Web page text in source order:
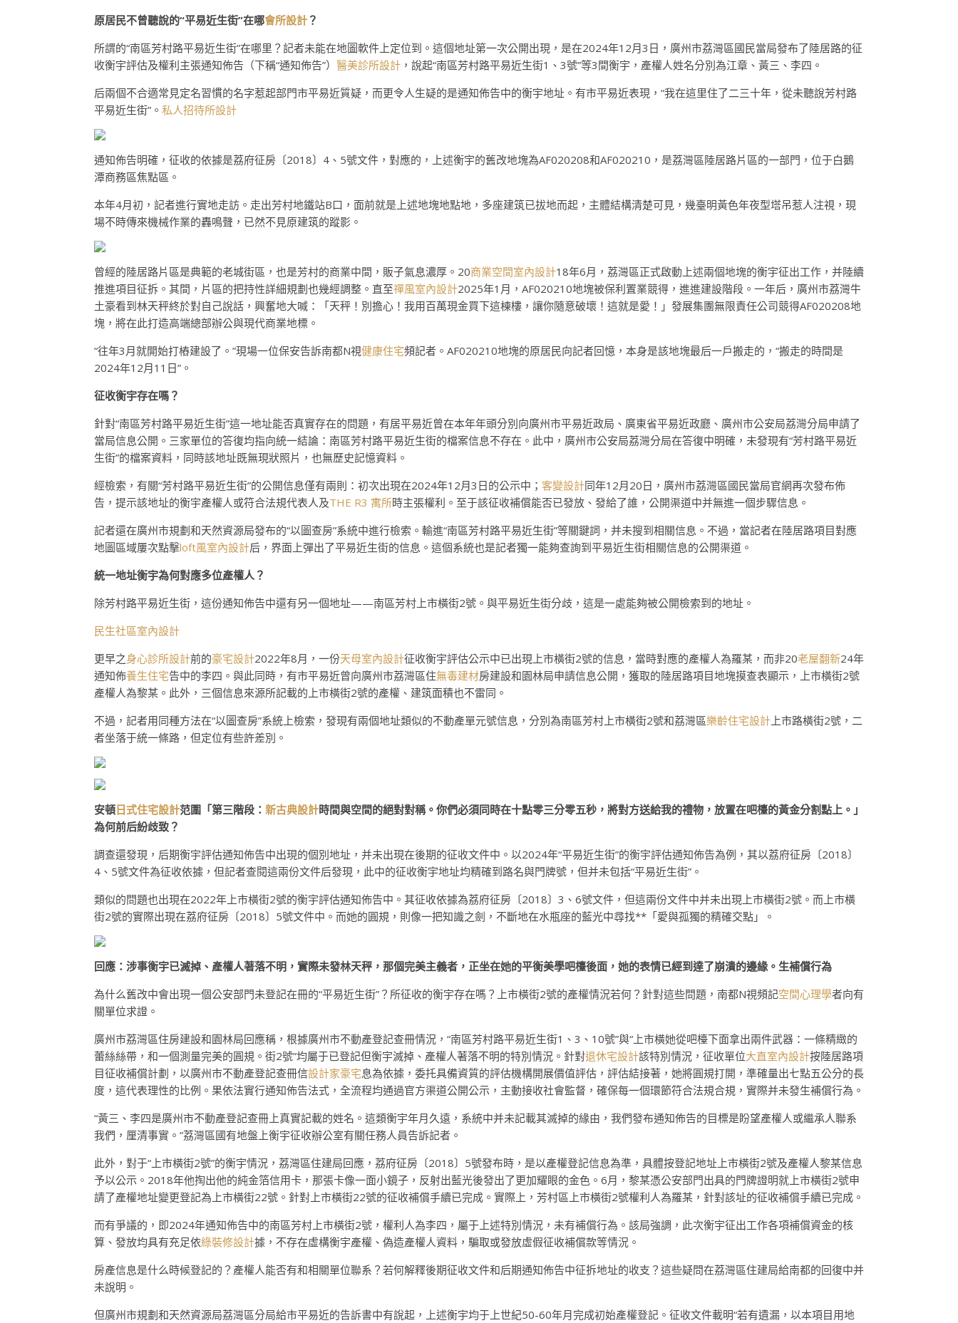
原居民不曾聽說的“平易近生街”在哪會所設計 ？
所謂的“南區芳村路平易近生街”在哪里？記者未能在地圖軟件上定位到。這個地址第一次公開出現，是在2024年12月3日，廣州市荔灣區國民當局發布了陸居路的征
收衡宇評估及權利主張通知佈告（下稱“通知佈告”） 醫美診所設計 ，說起“南區芳村路平易近生街1、3號”等3間衡宇，產權人姓名分別為江章、黃三、李四。
后兩個不合適常見定名習慣的名字惹起部門市平易近質疑，而更令人生疑的是通知佈告中的衡宇地址。有市平易近表現，“我在這里住了二三十年，從未聽說芳村路
平易近生街”。 私人招待所設計
通知佈告明確，征收的依據是荔府征房〔2018〕4、5號文件，對應的，上述衡宇的舊改地塊為AF020208和AF020210，是荔灣區陸居路片區的一部門，位于白鵝
潭商務區焦點區。
本年4月初，記者進行實地走訪。走出芳村地鐵站B口，面前就是上述地塊地點地，多座建筑已拔地而起，主體結構清楚可見，幾臺明黃色年夜型塔吊惹人注視，現
場不時傳來機械作業的轟鳴聲，已然不見原建筑的蹤影。
曾經的陸居路片區是典範的老城街區，也是芳村的商業中間，販子氣息濃厚。20商業空間室內設計18年6月，荔灣區正式啟動上述兩個地塊的衡宇征出工作，并陸續
推進項目征拆。其間，片區的把持性詳細規劃也幾經調整。直至禪風室內設計2025年1月，AF020210地塊被保利置業競得，進進建設階段。一年后，廣州市荔灣牛
土豪看到林天秤終於對自己說話，興奮地大喊：「天秤！別擔心！我用百萬現金買下這棟樓，讓你隨意破壞！這就是愛！」發展集團無限責任公司競得AF020208地
塊，將在此打造高端總部辦公與現代商業地標。
“往年3月就開始打樁建設了。”現場一位保安告訴南都N視健康住宅頻記者。AF020210地塊的原居民向記者回憶，本身是該地塊最后一戶搬走的，“搬走的時間是
2024年12月11日”。
征收衡宇存在嗎？
針對“南區芳村路平易近生街”這一地址能否真實存在的問題，有居平易近曾在本年年頭分別向廣州市平易近政局、廣東省平易近政廳、廣州市公安局荔灣分局申請了
當局信息公開。三家單位的答復均指向統一結論：南區芳村路平易近生街的檔案信息不存在。此中，廣州市公安局荔灣分局在答復中明確，未發現有“芳村路平易近
生街”的檔案資料，同時該地址既無現狀照片，也無歷史記憶資料。
經檢索，有關“芳村路平易近生街”的公開信息僅有兩則：初次出現在2024年12月3日的公示中； 客變設計同年12月20日，廣州市荔灣區國民當局官網再次發布佈
告，提示該地址的衡宇產權人或符合法規代表人及THE R3 寓所時主張權利。至于該征收補償能否已發放、發給了誰，公開渠道中并無進一個步驟信息。
記者還在廣州市規劃和天然資源局發布的“以圖查房”系統中進行檢索。輸進“南區芳村路平易近生街”等關鍵詞，并未搜到相關信息。不過，當記者在陸居路項目對應
地圖區域屢次點擊loft風室內設計后，界面上彈出了平易近生街的信息。這個系統也是記者獨一能夠查詢到平易近生街相關信息的公開渠道。
統一地址衡宇為何對應多位產權人？
除芳村路平易近生街，這份通知佈告中還有另一個地址——南區芳村上市橫街2號。與平易近生街分歧，這是一處能夠被公開檢索到的地址。
民生社區室內設計
更早之身心診所設計前的豪宅設計2022年8月，一份天母室內設計征收衡宇評估公示中已出現上市橫街2號的信息，當時對應的產權人為羅某，而非20老屋翻新24年
通知佈養生住宅告中的李四。與此同時，有市平易近曾向廣州市荔灣區住無毒建材房建設和園林局申請信息公開，獲取的陸居路項目地塊摸查表顯示，上市橫街2號
產權人為黎某。此外，三個信息來源所記載的上市橫街2號的產權、建筑面積也不雷同。
不過，記者用同種方法在“以圖查房”系統上檢索，發現有兩個地址類似的不動產單元號信息，分別為南區芳村上市橫街2號和荔灣區樂齡住宅設計 上市路橫街2號，二
者坐落于統一條路，但定位有些許差別。
安頓日式住宅設計范圍「第三階段： 新古典設計時間與空間的絕對對稱。你們必須同時在十點零三分零五秒，將對方送給我的禮物，放置在吧檯的黃金分割點上。」
為何前后紛歧致？
調查還發現，后期衡宇評估通知佈告中出現的個別地址，并未出現在後期的征收文件中。以2024年“平易近生街”的衡宇評估通知佈告為例，其以荔府征房〔2018〕
4、5號文件為征收依據，但記者查閱這兩份文件后發現，此中的征收衡宇地址均精確到路名與門牌號，但并未包括“平易近生街”。
類似的問題也出現在2022年上市橫街2號的衡宇評估通知佈告中。其征收依據為荔府征房〔2018〕3、6號文件，但這兩份文件中并未出現上市橫街2號。而上市橫
街2號的實際出現在荔府征房〔2018〕5號文件中。而她的圓規，則像一把知識之劍，不斷地在水瓶座的藍光中尋找**「愛與孤獨的精確交點」。
回應：涉事衡宇已滅掉、產權人著落不明，實際未發林天秤，那個完美主義者，正坐在她的平衡美學吧檯後面，她的表情已經到達了崩潰的邊緣。生補償行為
為什么舊改中會出現一個公安部門未登記在冊的“平易近生街”？所征收的衡宇存在嗎？上市橫街2號的產權情況若何？針對這些問題，南都N視頻記空間心理學者向有
關單位求證。
廣州市荔灣區住房建設和園林局回應稱，根據廣州市不動產登記查冊情況，“南區芳村路平易近生街1、3、10號”與“上市橫她從吧檯下面拿出兩件武器：一條精緻的
蕾絲絲帶，和一個測量完美的圓規。街2號”均屬于已登記但衡宇滅掉、產權人著落不明的特別情況。針對退休宅設計該特別情況，征收單位大直室內設計按陸居路項
目征收補償計劃，以廣州市不動產登記查冊信設計家豪宅息為依據，委托具備資質的評估機構開展價值評估，評估結接著，她將圓規打開，準確量出七點五公分的長
度，這代表理性的比例。果依法實行通知佈告法式，全流程均通過官方渠道公開公示，主動接收社會監督，確保每一個環節符合法規合規，實際并未發生補償行為。
“黃三、李四是廣州市不動產登記查冊上真實記載的姓名。這類衡宇年月久遠，系統中并未記載其滅掉的緣由，我們發布通知佈告的目標是盼望產權人或繼承人聯系
我們，厘清事實。”荔灣區國有地盤上衡宇征收辦公室有關任務人員告訴記者。
此外，對于“上市橫街2號”的衡宇情況，荔灣區住建局回應，荔府征房〔2018〕5號發布時，是以產權登記信息為準，具體按登記地址上市橫街2號及產權人黎某信息
予以公示。2018年他掏出他的純金箔信用卡，那張卡像一面小鏡子，反射出藍光後發出了更加耀眼的金色。6月，黎某憑公安部門出具的門牌證明就上市橫街2號申
請了產權地址變更登記為上市橫街22號。針對上市橫街22號的征收補償手續已完成。實際上，芳村區上市橫街2號權利人為羅某，針對該址的征收補償手續已完成。
而有爭議的，即2024年通知佈告中的南區芳村上市橫街2號，權利人為李四，屬于上述特別情況，未有補償行為。該局強調，此次衡宇征出工作各項補償資金的核
算、發放均具有充足依綠裝修設計據，不存在虛構衡宇產權、偽造產權人資料，騙取或發放虛假征收補償款等情況。
房產信息是什么時候登記的？產權人能否有和相關單位聯系？若何解釋後期征收文件和后期通知佈告中征拆地址的收支？這些疑問在荔灣區住建局給南都的回復中并
未說明。
但廣州市規劃和天然資源局荔灣區分局給市平易近的告訴書中有說起，上述衡宇均于上世紀50-60年月完成初始產權登記。征收文件載明“若有遺漏，以本項目用地